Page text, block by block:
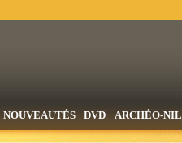
NOUVEAUTÉS DVD ARCHÉO-NIL